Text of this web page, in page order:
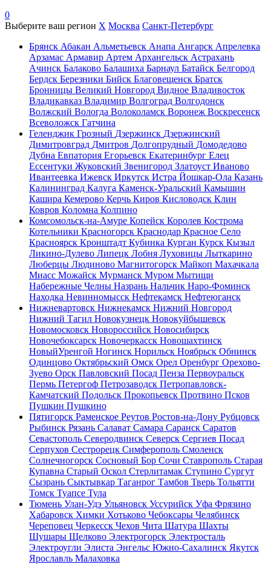
0
Выберите ваш регион X Москва Санкт-Петербург
Брянск Абакан Альметьевск Анапа Ангарск Апрелевка
Арзамас Армавир Артем Архангельск Астрахань
Ачинск Балаково Балашиха Барнаул Батайск Белгород
Бердск Березники Бийск Благовещенск Братск
Бронницы Великий Новгород Видное Владивосток
Владикавказ Владимир Волгоград Волгодонск
Волжский Вологда Волоколамск Воронеж Воскресенск
Всеволожск Гатчина
Геленджик Грозный Дзержинск Дзержинский
Димитровград Дмитров Долгопрудный Домодедово
Дубна Евпатория Егорьевск Екатеринбург Елец
Ессентуки Жуковский Звенигород Златоуст Иваново
Ивантеевка Ижевск Иркутск Истра Йошкар-Ола Казань
Калининград Калуга Каменск-Уральский Камышин
Кашира Кемерово Керчь Киров Кисловодск Клин
Ковров Коломна Колпино
Комсомольск-на-Амуре Копейск Королев Кострома
Котельники Красногорск Краснодар Красное Село
Красноярск Кронштадт Кубинка Курган Курск Кызыл
Ликино-Дулево Липецк Лобня Луховицы Лыткарино
Люберцы Людиново Магнитогорск Майкоп Махачкала
Миасс Можайск Мурманск Муром Мытищи
Набережные Челны Назрань Нальчик Наро-Фоминск
Находка Невинномысск Нефтекамск Нефтеюганск
Нижневартовск Нижнекамск Нижний Новгород
Нижний Тагил Новокузнецк Новокуйбышевск
Новомосковск Новороссийск Новосибирск
Новочебоксарск Новочеркасск Новошахтинск
НовыйУренгой Ногинск Норильск Ноябрьск Обнинск
Одинцово Октябрьский Омск Орел Оренбург Орехово-
Зуево Орск Павловский Посад Пенза Первоуральск
Пермь Петергоф Петрозаводск Петропавловск-
Камчатский Подольск Прокопьевск Протвино Псков
Пушкин Пушкино
Пятигорск Раменское Реутов Ростов-на-Дону Рубцовск
Рыбинск Рязань Салават Самара Саранск Саратов
Севастополь Северодвинск Северск Сергиев Посад
Серпухов Сестрорецк Симферополь Смоленск
Солнечногорск Сосновый Бор Сочи Ставрополь Старая
Купавна Старый Оскол Стерлитамак Ступино Сургут
Сызрань Сыктывкар Таганрог Тамбов Тверь Тольятти
Томск Туапсе Тула
Тюмень Улан-Удэ Ульяновск Уссурийск Уфа Фрязино
Хабаровск Химки Хотьково Чебоксары Челябинск
Череповец Черкесск Чехов Чита Шатура Шахты
Шушары Щелково Электрогорск Электросталь
Электроугли Элиста Энгельс Южно-Сахалинск Якутск
Ярославль Малаховка